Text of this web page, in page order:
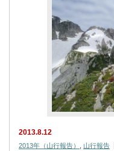
2013.8.12
2013年（山行報告）
山行報告